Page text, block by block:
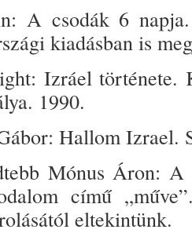
A csodák 6
kiadás­ban is
Izráel története.
1990.
Hallom Izrael.
Mónus Áron: A
cí­mű
eltekintünk.